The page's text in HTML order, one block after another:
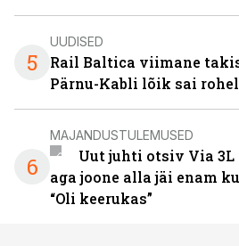
5
UUDISED
Rail Baltica viimane
Pärnu-Kabli lõik sai
6
MAJANDUSTULEMUSED
Uut juhti otsiv Via 3L
aga joone alla jäi enam
“Oli keerukas”